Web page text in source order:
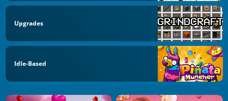
Upgrades
Idle-Based